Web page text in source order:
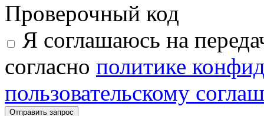
Проверочный код
Я соглашаюсь на
согласно политике
пользовательскому
Отправить запрос